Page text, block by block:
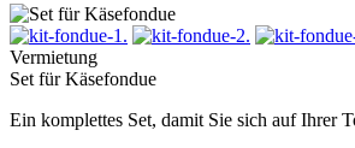
Vermietung
Set für Käsefondue
Ein komplettes Set, damit Sie sich auf Ihrer